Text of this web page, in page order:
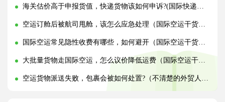
海关估价高于申报货值，快递货物该如何申诉?(国际快递干货知识分享)
空运订舱后被航司甩舱，该怎么应急处理（国际空运干货知识分享）
国际空运常见隐性收费有哪些，如何避开（国际空运干货知识分享）
大批量货物走国际空运，怎么议价降低运费（国际空运干货知识分享）
空运货物派送失败，包裹会被如何处置?（不清楚的外贸人看过来）